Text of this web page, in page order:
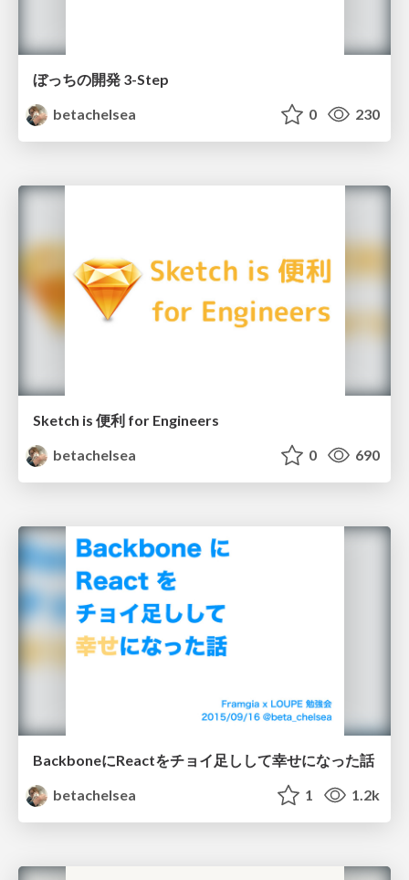
ぼっちの開発 3-Step
betachelsea
0 230
Sketch is 便利 for Engineers
betachelsea
0 690
BackboneにReactをチョイ足しして幸せになった話
betachelsea
1 1.2k